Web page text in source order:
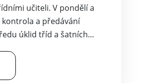
úklid tříd a šatních…